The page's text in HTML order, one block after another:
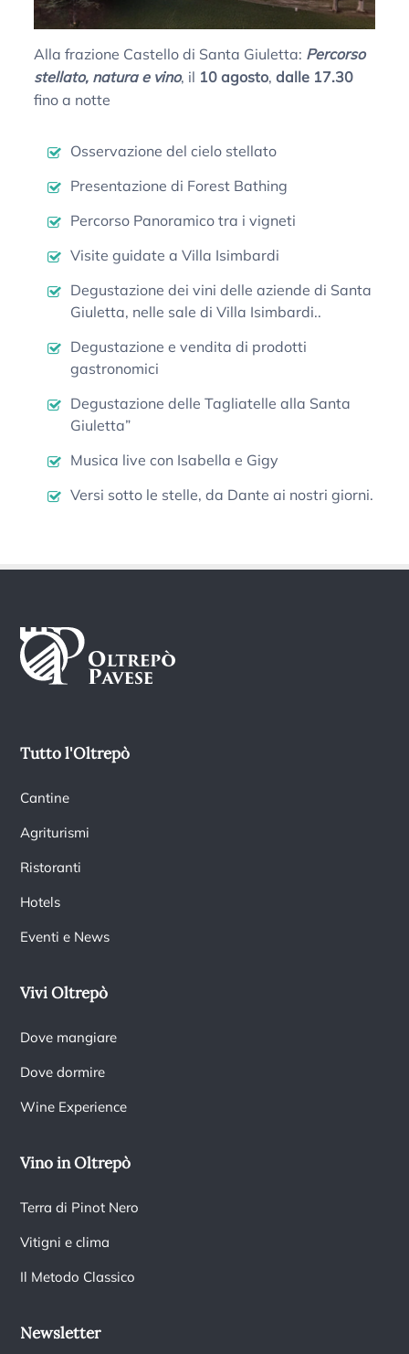
Alla frazione Castello di Santa Giuletta: Percorso
stellato, natura e vino, il 10 agosto,dalle 17.30
fino a notte
Osservazione del cielo stellato
Presentazione di Forest Bathing
Percorso Panoramico tra i vigneti
Visite guidate a Villa Isimbardi
Degustazione dei vini delle aziende di Santa
Giuletta, nelle sale di Villa Isimbardi..
Degustazione e vendita di prodotti
gastronomici
Degustazione delle Tagliatelle alla Santa
Giuletta”
Musica live con Isabella e Gigy
Versi sotto le stelle, da Dante ai nostri giorni.
Tutto l'Oltrepò
Cantine
Agriturismi
Ristoranti
Hotels
Eventi e News
Vivi Oltrepò
Dove mangiare
Dove dormire
Wine Experience
Vino in Oltrepò
Terra di Pinot Nero
Vitigni e clima
Il Metodo Classico
Newsletter